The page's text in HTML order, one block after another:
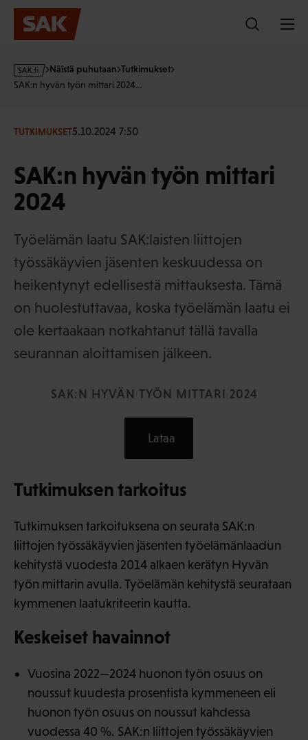
Hyppää
sisältöön
s
a
f
Näistä puhutaan Tutkimukset
SAK:n hyvän työn mittari 2024…
TUTKIMUKSET5.10.2024 7:50
SAK:n hyvän työn mittari
2024
Työelämän laatu SAK:laisten liittojen
työssäkäyvien jäsenten keskuudessa on
heikentynyt edellisestä mittauksesta. Tämä
on huolestuttavaa, koska työelämän laatu ei
ole kertaakaan notkahtanut tällä tavalla
seurannan aloittamisen jälkeen.
SAK:N HYVÄN TYÖN MITTARI 2024
Lataa
Tutkimuksen tarkoitus
Tutkimuksen tarkoituksena on seurata SAK:n
liittojen työssäkäyvien jäsenten työelämänlaadun
kehitystä vuodesta 2014 alkaen kerätyn Hyvän
työn mittarin avulla. Työelämän kehitystä seurataan
kymmenen laatukriteerin kautta.
Keskeiset havainnot
Vuosina 2022—2024 huonon työn osuus on
noussut kuudesta prosentista kymmeneen eli
huonon työn osuus on noussut kahdessa
vuodessa 40 %. SAK:n liittojen työssäkäyvien